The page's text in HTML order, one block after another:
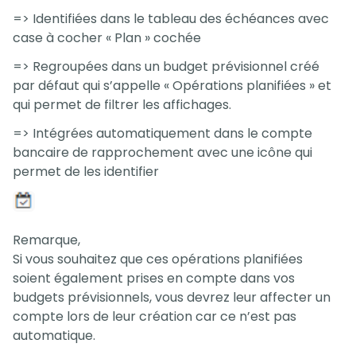
=> Identifiées dans le tableau des échéances avec
case à cocher « Plan » cochée
=> Regroupées dans un budget prévisionnel créé
par défaut qui s’appelle « Opérations planifiées » et
qui permet de filtrer les affichages.
=> Intégrées automatiquement dans le compte
bancaire de rapprochement avec une icône qui
permet de les identifier
Remarque,
Si vous souhaitez que ces opérations planifiées
soient également prises en compte dans vos
budgets prévisionnels, vous devrez leur affecter un
compte lors de leur création car ce n’est pas
automatique.